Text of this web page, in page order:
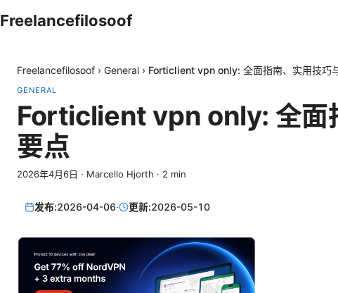
Freelancefilosoof
Freelancefilosoof › General › Forticlient vpn only: 全面指南、实用技巧
GENERAL
Forticlient vpn only: 全面
要点
2026年4月6日 · Marcello Hjorth · 2 min
发布:2026-04-06· 更新:2026-05-10